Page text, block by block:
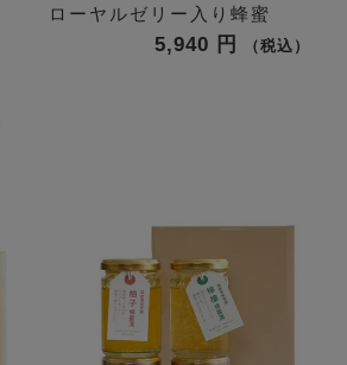
ローヤルゼリー入り蜂蜜
5,940 税込